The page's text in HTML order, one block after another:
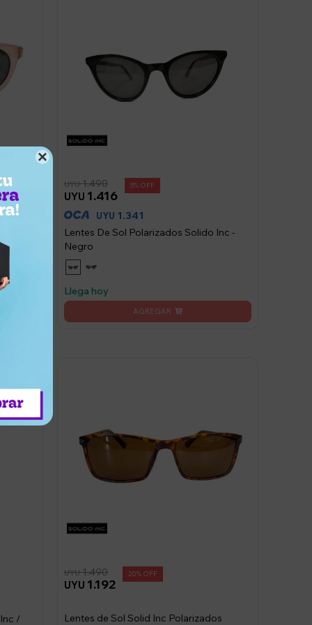

UYU 1.416
UYU 1.490 5
UYU 1.341
Lentes De Sol Polarizados Solido Inc -
Negro
Llega hoy
/
UYU 1.192
UYU 1.490 20
Lentes de Sol Solid Inc Polarizados